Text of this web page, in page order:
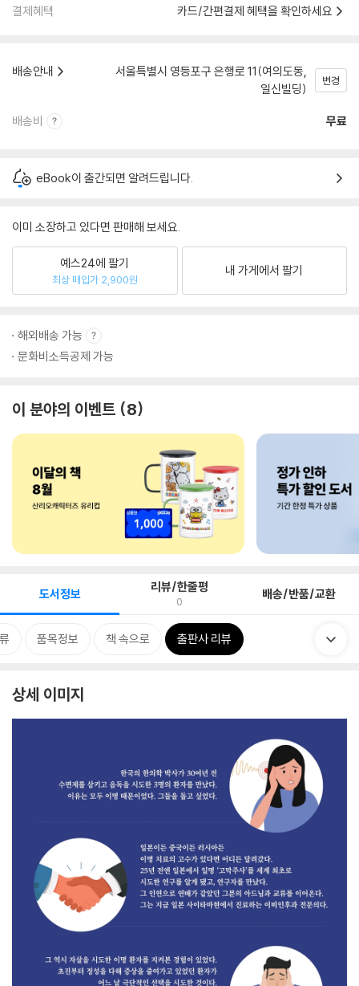
결제혜택 카드/간편결제 혜택을 확인하세요
배송안내
서울특별시 영등포구 은행로 11(여의도동,
일신빌딩)
변경
배송비 무료
eBook이 출간되면 알려드립니다.
이미 소장하고 있다면 판매해 보세요.
예스24에 팔기
최상 매입가 2,900원
내 가게에서 팔기
해외배송 가능
문화비소득공제 가능
이 분야의 이벤트 8
도서정보 리뷰/한줄평
0 배송/반품/교환
품목정보 책 속으로 출판사 리뷰
상세 이미지